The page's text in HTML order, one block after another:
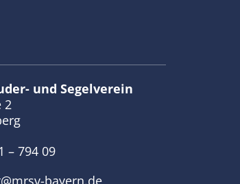
und Segelverein
2
– 794 09
bayern.de